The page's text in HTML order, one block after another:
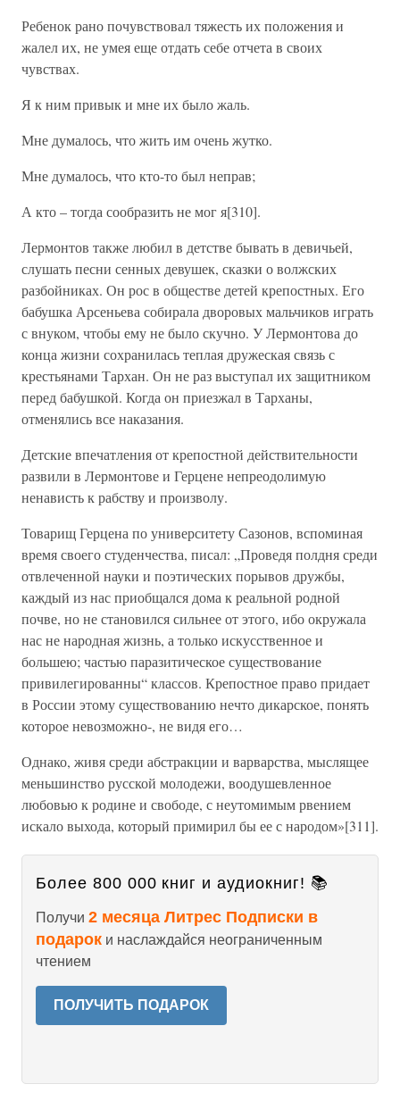
Ребенок рано почувствовал тяжесть их положения и
жалел их, не умея еще отдать себе отчета в своих
чувствах.
Я к ним привык и мне их было жаль.
Мне думалось, что жить им очень жутко.
Мне думалось, что кто-то был неправ;
А кто – тогда сообразить не мог я[310].
Лермонтов также любил в детстве бывать в девичьей,
слушать песни сенных девушек, сказки о волжских
разбойниках. Он рос в обществе детей крепостных. Его
бабушка Арсеньева собирала дворовых мальчиков играть
с внуком, чтобы ему не было скучно. У Лермонтова до
конца жизни сохранилась теплая дружеская связь с
крестьянами Тархан. Он не раз выступал их защитником
перед бабушкой. Когда он приезжал в Тарханы,
отменялись все наказания.
Детские впечатления от крепостной действительности
развили в Лермонтове и Герцене непреодолимую
ненависть к рабству и произволу.
Товарищ Герцена по университету Сазонов, вспоминая
время своего студенчества, писал: „Проведя полдня среди
отвлеченной науки и поэтических порывов дружбы,
каждый из нас приобщался дома к реальной родной
почве, но не становился сильнее от этого, ибо окружала
нас не народная жизнь, а только искусственное и
большею; частью паразитическое существование
привилегированны“ классов. Крепостное право придает
в России этому существованию нечто дикарское, понять
которое невозможно-, не видя его…
Однако, живя среди абстракции и варварства, мыслящее
меньшинство русской молодежи, воодушевленное
любовью к родине и свободе, с неутомимым рвением
искало выхода, который примирил бы ее с народом»[311].
Более 800 000 книг и аудиокниг! 📚
Получи 2 месяца Литрес Подписки в
подарок и наслаждайся неограниченным
чтением
ПОЛУЧИТЬ ПОДАРОК